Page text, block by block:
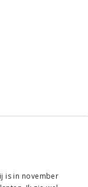
is in november